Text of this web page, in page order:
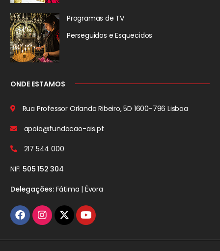
Programas de TV
Perseguidos e Esquecidos
ONDE ESTAMOS
Rua Professor Orlando Ribeiro, 5D 1600-796 Lisboa
apoio@fundacao-ais.pt
217 544 000
NIF: 505 152 304
Delegações:Fátima | Évora